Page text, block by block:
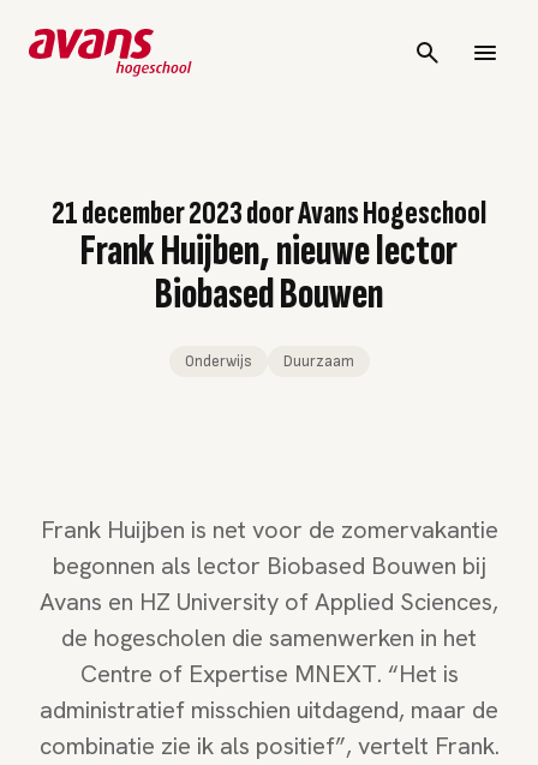
21 december 2023doorAvans Hogeschool
Frank Huijben, nieuwe lector
Biobased Bouwen
Onderwijs Duurzaam
Frank Huijben is net voor de zomervakantie
begonnen als lector Biobased Bouwen bij
Avans en HZ University of Applied Sciences,
de hogescholen die samenwerken in het
Centre of Expertise MNEXT. “Het is
administratief misschien uitdagend, maar de
combinatie zie ik als positief”, vertelt Frank.